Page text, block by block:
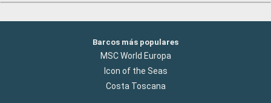
Barcos más populares
MSC World Europa
Icon of the Seas
Costa Toscana